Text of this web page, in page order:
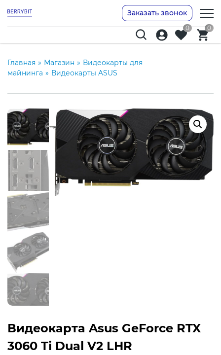
Заказать звонок
0 0
Главная » Магазин » Видеокарты для
майнинга » Видеокарты ASUS
Видеокарта Asus GeForce RTX
3060 Ti Dual V2 LHR